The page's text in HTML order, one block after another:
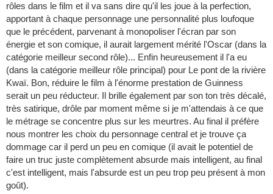
rôles dans le film et il va sans dire qu'il les joue à la perfection,
apportant à chaque personnage une personnalité plus loufoque
que le précédent, parvenant à monopoliser l'écran par son
énergie et son comique, il aurait largement mérité l'Oscar (dans la
catégorie meilleur second rôle)... Enfin heureusement il l'a eu
(dans la catégorie meilleur rôle principal) pour Le pont de la rivière
Kwaï. Bon, réduire le film à l'énorme prestation de Guinness
serait un peu réducteur. Il brille également par son ton très décalé,
très satirique, drôle par moment même si je m'attendais à ce que
le métrage se concentre plus sur les meurtres. Au final il préfère
nous montrer les choix du personnage central et je trouve ça
dommage car il perd un peu en comique (il avait le potentiel de
faire un truc juste complètement absurde mais intelligent, au final
c'est intelligent, mais l'absurde est un peu trop peu présent à mon
goût).